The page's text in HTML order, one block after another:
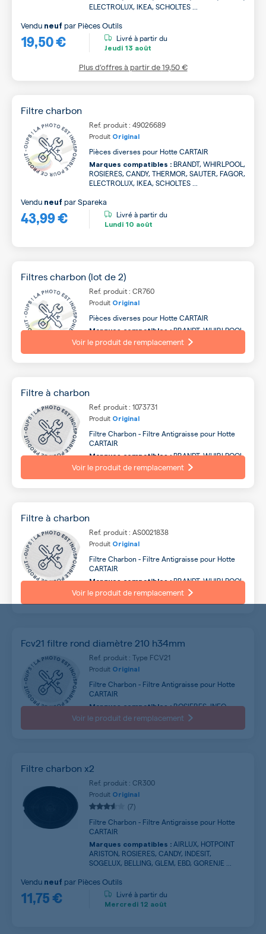
ELECTROLUX, IKEA, SCHOLTES ...
19,50 €
Vendu neuf par Pièces Outils
Livré à partir du
Jeudi 13 août
Plus d’offres à partir de19,50 €
Filtre charbon
Ref. produit : 49026689
Produit Original
Pièces diverses pour Hotte CARTAIR
Marques compatibles : BRANDT, WHIRLPOOL,
ROSIERES, CANDY, THERMOR, SAUTER, FAGOR,
ELECTROLUX, IKEA, SCHOLTES ...
43,99 €
Vendu neuf parSpareka
Livré à partir du
Lundi 10 août
Filtres charbon (lot de 2)
Ref. produit : CR760
Produit Original
Pièces diverses pour Hotte CARTAIR
Marques compatibles :BRANDT, WHIRLPOOL,
THERMOR, ROSIERES, SAUTER, FAGOR, CANDY,
ELECTROLUX, IKEA, SCHOLTES ...
Voir le produit de remplacement
Filtre à charbon
Ref. produit : 1073731
Produit Original
Filtre Charbon - Filtre Antigraisse pour Hotte
CARTAIR
Marques compatibles :BRANDT, WHIRLPOOL,
ROSIERES, SAUTER, THERMOR, FAGOR, CANDY,
ELECTROLUX, IKEA, SCHOLTES ...
Voir le produit de remplacement
Filtre à charbon
Ref. produit : AS0021838
Produit Original
Filtre Charbon - Filtre Antigraisse pour Hotte
CARTAIR
Marques compatibles :BRANDT, WHIRLPOOL,
CANDY, ROSIERES, THERMOR, SAUTER, FAGOR,
ELECTROLUX, IKEA, SCHOLTES ...
Voir le produit de remplacement
Fcv21 filtre rond diamètre 210 h34mm
Ref. produit : Type FCV21
Produit Original
Filtre Charbon - Filtre Antigraisse pour Hotte
CARTAIR
Marques compatibles :ROSIERES, INFO,
CONTINENTAL EDISON, TECHYO, PROLINE, FAR,
GORENJE, CARTAIR
Voir le produit de remplacement
Filtre charbon x2
Ref. produit : CR300
Produit Original
(7)
Filtre Charbon - Filtre Antigraisse pour Hotte
CARTAIR
Marques compatibles : AIRLUX, HOTPOINT
ARISTON, ROSIERES, CANDY, INDESIT,
SOGELUX, BELLING, GLEM, EBD, GORENJE ...
11,75 €
Vendu neuf par Pièces Outils
Livré à partir du
Mercredi 12 août